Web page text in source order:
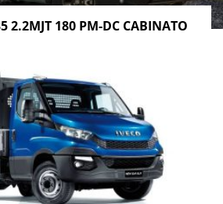
2.2MJT 180 PM-DC CABINATO